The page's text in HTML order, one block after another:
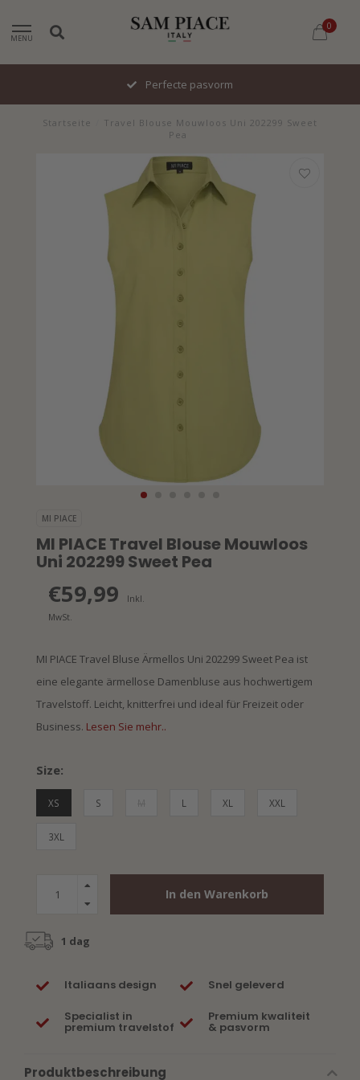
MENU
0
Perfecte pasvorm
Startseite
Travel Blouse Mouwloos Uni 202299 Sweet
Pea
MI PIACE
MI PIACE Travel Blouse Mouwloos
Uni 202299 Sweet Pea
€59,99
Inkl.
MwSt.
MI PIACE Travel Bluse Ärmellos Uni 202299 Sweet Pea ist
eine elegante ärmellose Damenbluse aus hochwertigem
Travelstoff. Leicht, knitterfrei und ideal für Freizeit oder
Business. Lesen Sie mehr..
Size:
XS S L XL XXL
3XL
In den Warenkorb
1 dag
Italiaans design Snel geleverd
Specialist in
premium travelstof
Premium kwaliteit
& pasvorm
Produktbeschreibung